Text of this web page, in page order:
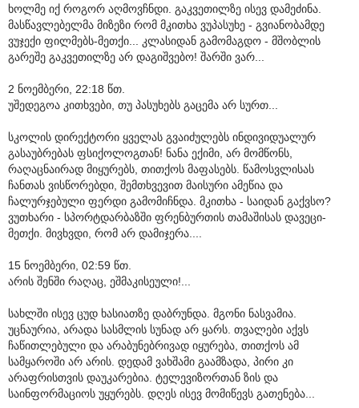
ხოლმე იქ როგორ აღმოვჩნდი. გაკვეთილზე ისევ დამეძინა.
მასწავლებელმა მიზეზი რომ მკითხა ვუპასუხე - გვიანობამდე
ვუჯექი ფილმებს-მეთქი... კლასიდან გამომაგდო - მშობლის
გარეშე გაკვეთილზე არ დაგიშვებო! შარში ვარ...
2 ნოემბერი, 22:18 წთ.
უშედეგოა კითხვები, თუ პასუხებს გაცემა არ სურთ...
სკოლის დირექტორი ყველას გვაიძულებს ინდივიდუალურ
გასაუბრებას ფსიქოლოგთან! ნანა ექიმი, არ მომწონს,
რაღაცნაირად მიყურებს, თითქოს მაფასებს. წამოსვლისას
ჩანთას ვისწორებდი, შემთხვევით მაისური ამეწია და
ჩალურჯებული ფერდი გამომიჩნდა. მკითხა - საიდან გაქვსო?
ვუთხარი - სპორტდარბაზში ფრენბურთის თამაშისას დავეცი-
მეთქი. მივხვდი, რომ არ დამიჯერა....
15 ნოემბერი, 02:59 წთ.
არის შენში რაღაც, ეშმაკისეული!...
სახლში ისევ ცუდ ხასიათზე დაბრუნდა. მგონი ნასვამია.
უცნაურია, არადა სასმლის სუნად არ ყარს. თვალები აქვს
ჩაწითლებული და არაბუნებრივად იყურება, თითქოს ამ
სამყაროში არ არის. დედამ ვახშამი გაამზადა, პირი კი
არაფრისთვის დაუკარებია. ტელევიზორთან ზის და
საინფორმაციოს უყურებს. დღეს ისევ მომიწევს გათენება...